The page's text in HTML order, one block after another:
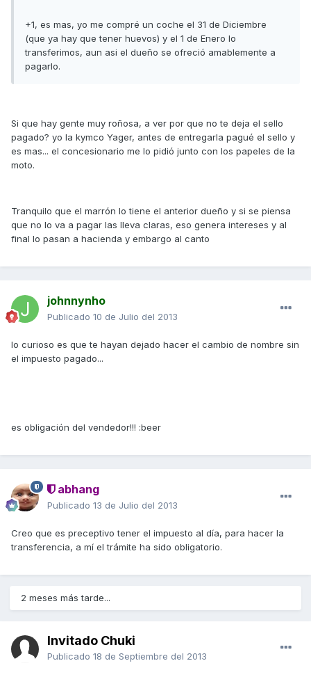
+1, es mas, yo me compré un coche el 31 de Diciembre
(que ya hay que tener huevos) y el 1 de Enero lo
transferimos, aun asi el dueño se ofreció amablemente a
pagarlo.
Si que hay gente muy roñosa, a ver por que no te deja el sello
pagado? yo la kymco Yager, antes de entregarla pagué el sello y
es mas... el concesionario me lo pidió junto con los papeles de la
moto.
Tranquilo que el marrón lo tiene el anterior dueño y si se piensa
que no lo va a pagar las lleva claras, eso genera intereses y al
final lo pasan a hacienda y embargo al canto
johnnynho
Publicado 10 de Julio del 2013
lo curioso es que te hayan dejado hacer el cambio de nombre sin
el impuesto pagado...
es obligación del vendedor!!! :beer
abhang
Publicado 13 de Julio del 2013
Creo que es preceptivo tener el impuesto al día, para hacer la
transferencia, a mí el trámite ha sido obligatorio.
2 meses más tarde...
Invitado Chuki
Publicado 18 de Septiembre del 2013